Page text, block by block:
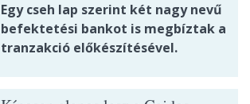
Egy cseh lap szerint két nagy nevű
befektetési bankot is megbíztak a
tranzakció előkészítésével.